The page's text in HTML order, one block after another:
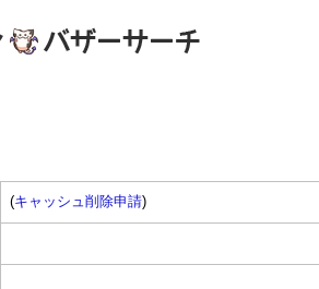
(キャッシュ削除申請)